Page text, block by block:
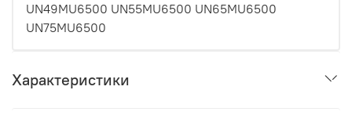
UN49MU6500 UN55MU6500 UN65MU6500
UN75MU6500
Характеристики